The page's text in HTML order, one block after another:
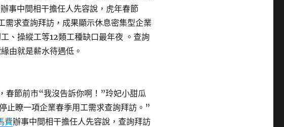
事中間相干擔任人先容說，虎年春節
求查詢拜訪，成果顯示休息密集型企業
、操縱工等12類工種缺口最年夜 。查詢
由就是薪水待遇低。
春節前市“我沒告訴你啊！”玲妃小甜瓜
止瞭一項企業春季用工需求查詢拜訪。”
費辦事中間相干擔任人先容說，查詢拜訪